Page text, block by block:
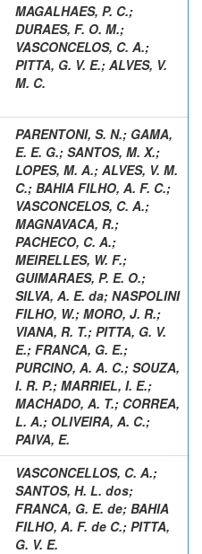
MAGALHAES, P. C.;
DURAES, F. O. M.;
VASCONCELOS, C. A.;
PITTA, G. V. E.; ALVES, V.
M. C.
PARENTONI, S. N.; GAMA,
E. E. G.; SANTOS, M. X.;
LOPES, M. A.; ALVES, V. M.
C.; BAHIA FILHO, A. F. C.;
VASCONCELOS, C. A.;
MAGNAVACA, R.;
PACHECO, C. A.;
MEIRELLES, W. F.;
GUIMARAES, P. E. O.;
SILVA, A. E. da; NASPOLINI
FILHO, W.; MORO, J. R.;
VIANA, R. T.; PITTA, G. V.
E.; FRANCA, G. E.;
PURCINO, A. A. C.; SOUZA,
I. R. P.; MARRIEL, I. E.;
MACHADO, A. T.; CORREA,
L. A.; OLIVEIRA, A. C.;
PAIVA, E.
VASCONCELLOS, C. A.;
SANTOS, H. L. dos;
FRANCA, G. E. de; BAHIA
FILHO, A. F. de C.; PITTA,
G. V. E.